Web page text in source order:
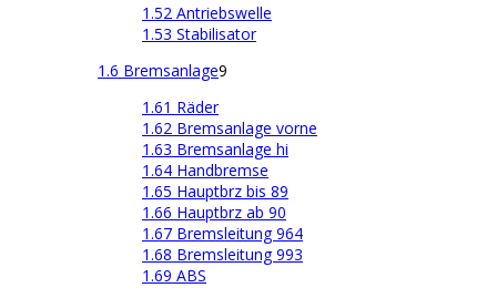
1.52 Antriebswelle
1.53 Stabilisator
1.6 Bremsanlage9
1.61 Räder
1.62 Bremsanlage vorne
1.63 Bremsanlage hi
1.64 Handbremse
1.65 Hauptbrz bis 89
1.66 Hauptbrz ab 90
1.67 Bremsleitung 964
1.68 Bremsleitung 993
1.69 ABS